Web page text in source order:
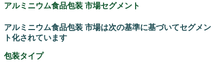
アルミニウム食品包装 市場セグメント
アルミニウム食品包装 市場は次の基準に基づいてセグメン
ト化されています
包装タイプ